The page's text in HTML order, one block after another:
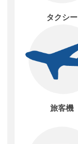
タクシー
旅客機